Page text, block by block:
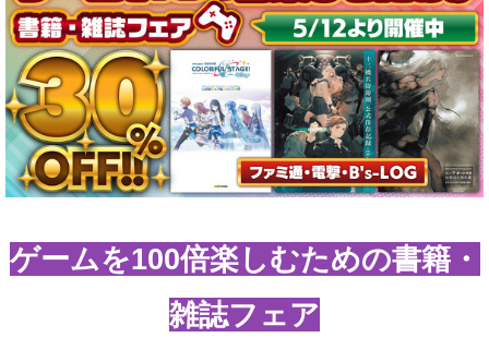
ゲームを100倍楽しむための書籍・
雑誌フェア